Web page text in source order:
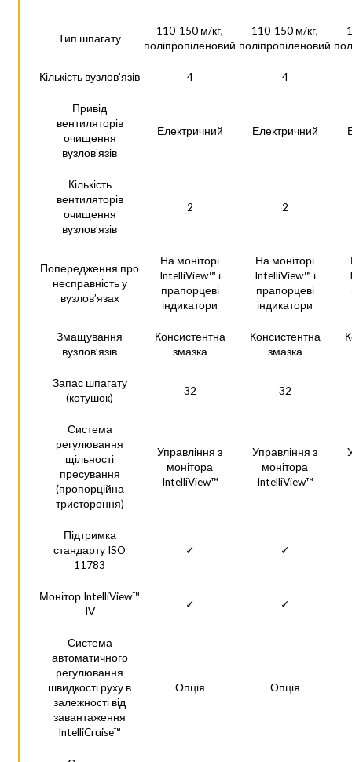
Тип шпагату
110-150 м/кг,
поліпропіленовий
110-150 м/кг,
поліпропіленовий
Кількість вузлов’язів 4 4
Привід
вентиляторів
очищення
вузлов’язів
Електричний Електричний
Кількість
вентиляторів
очищення
вузлов’язів
2 2
Попередження про
несправність у
вузлов’язах
На моніторі
IntelliView™ і
прапорцеві
індикатори
На моніторі
IntelliView™ і
прапорцеві
індикатори
Змащування
вузлов’язів
Консистентна
змазка
Консистентна
змазка
Запас шпагату
(котушок)
32 32
Система
регулювання
щільності
пресування
(пропорційна
тристороння)
Управління з
монітора
IntelliView™
Управління з
монітора
IntelliView™
Підтримка
стандарту ISO
11783
✓ ✓
Монітор IntelliView™
IV
✓ ✓
Система
автоматичного
регулювання
швидкості руху в
залежності від
завантаження
IntelliCruise™
Опція Опція